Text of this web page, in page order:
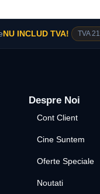
NU INCLUD TVA! TVA
Despre Noi
Cont Client
Cine Suntem
Oferte Speciale
Noutati